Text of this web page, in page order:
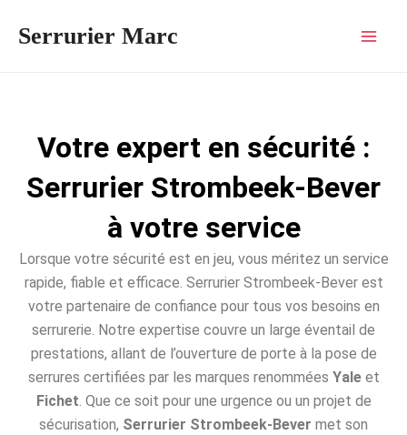
Serrurier Marc
Votre expert en sécurité :
Serrurier Strombeek-Bever
à votre service
Lorsque votre sécurité est en jeu, vous méritez un service
rapide, fiable et efficace. Serrurier Strombeek-Bever est
votre partenaire de confiance pour tous vos besoins en
serrurerie. Notre expertise couvre un large éventail de
prestations, allant de l’ouverture de porte à la pose de
serrures certifiées par les marques renommées Yaleet
Fichet. Que ce soit pour une urgence ou un projet de
sécurisation, Serrurier Strombeek-Bever met son